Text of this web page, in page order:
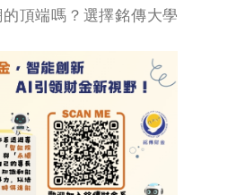
頂端嗎？選擇銘傳大學